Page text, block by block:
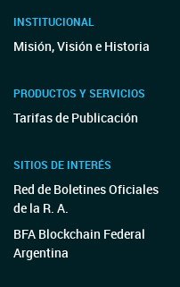
INSTITUCIONAL
Misión, Visión e Historia
PRODUCTOS Y SERVICIOS
Tarifas de Publicación
SITIOS DE INTERÉS
Red de Boletines Oficiales
de la R. A.
BFA Blockchain Federal
Argentina